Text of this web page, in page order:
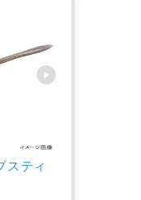
スティ